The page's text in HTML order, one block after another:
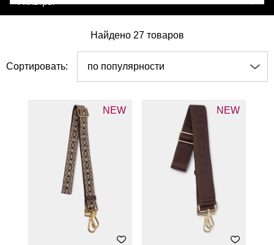
Найдено 27 товаров
Сортировать: по популярности
NEW NEW